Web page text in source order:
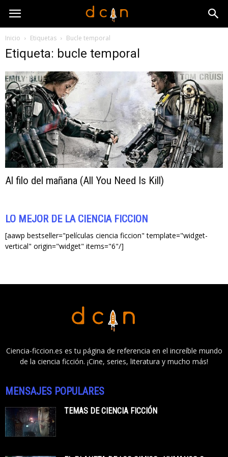
Inicio Etiquetas Bucle temporal
Etiqueta: bucle temporal
Al filo del mañana (All You Need Is Kill)
LO MEJOR DE LA CIENCIA FICCIÓN
[aawp bestseller="películas ciencia ficcion" template="widget-
vertical" origin="widget" items="6"/]
Ciencia-ficcion.es es tu página de referencia en el increíble mundo
de la ciencia ficción. ¡Cine, series, literatura y mucho más!
MENSAJES POPULARES
TEMAS DE CIENCIA FICCIÓN